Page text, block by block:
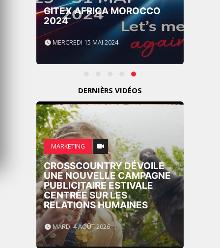
GITEX AFRICA MOROCCO
2024
MERCREDI 15 MAI 2024
DERNIÈRS VIDÉOS
MARKETING
CROSSCOUNTRY DÉVOILE
UNE NOUVELLE CAMPAGNE
PUBLICITAIRE ESTIVALE
CENTRÉE SUR LES
RELATIONS HUMAINES
MARDI 4 AOÛT 2026